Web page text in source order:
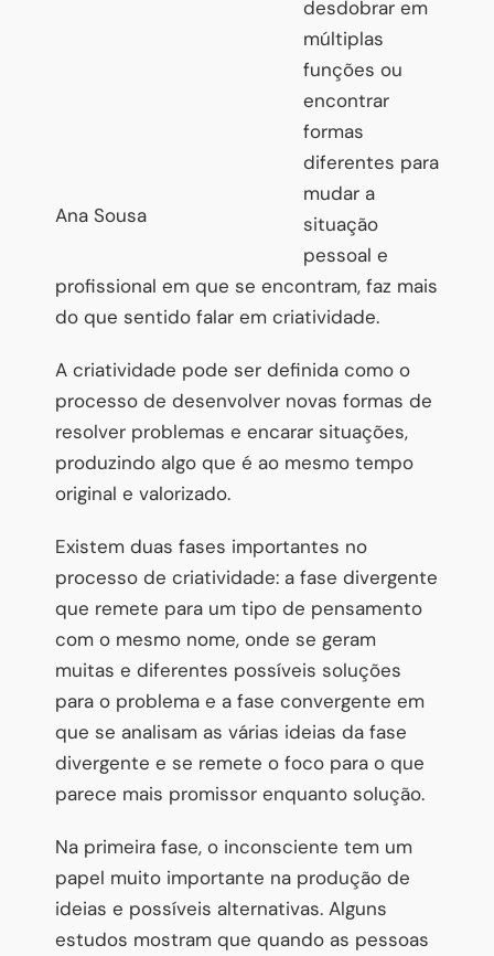
Ana Sousa
desdobrar em
múltiplas
funções ou
encontrar
formas
diferentes para
mudar a
situação
pessoal e
profissional em que se encontram, faz mais
do que sentido falar em criatividade.
A criatividade pode ser definida como o
processo de desenvolver novas formas de
resolver problemas e encarar situações,
produzindo algo que é ao mesmo tempo
original e valorizado.
Existem duas fases importantes no
processo de criatividade: a fase divergente
que remete para um tipo de pensamento
com o mesmo nome, onde se geram
muitas e diferentes possíveis soluções
para o problema e a fase convergente em
que se analisam as várias ideias da fase
divergente e se remete o foco para o que
parece mais promissor enquanto solução.
Na primeira fase, o inconsciente tem um
papel muito importante na produção de
ideias e possíveis alternativas. Alguns
estudos mostram que quando as pessoas